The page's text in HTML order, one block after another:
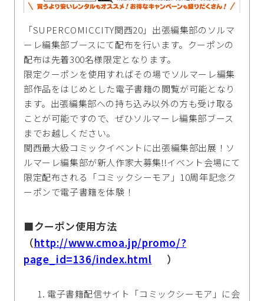
「SUPERCOMICCITY関西20」出張編集部のソルマ
ーレ編集部ブースにて配布を行います。クーポンの
配布は先着300名様限定となります。
限定クーポンを使用すればその場でソルマーレ編集
部作品をはじめとした電子書籍の閲覧が可能となり
ます。出張編集部への持ち込み以外の方も受け取る
ことが可能ですので、ぜひソルマーレ編集部ブース
までお越しください。
関西最大級コミックイベントに出張編集部出展！ソ
ルマーレ編集部が新人作家大募集!!イベント会場にて
限定配布される「コミックシーモア」10周年記念ク
ーポンで電子書籍を体験！
■クーポン使用方法
（http://www.cmoa.jp/promo/?
page_id=136/index.html
）
電子書籍配信サイト「コミックシーモア」に会